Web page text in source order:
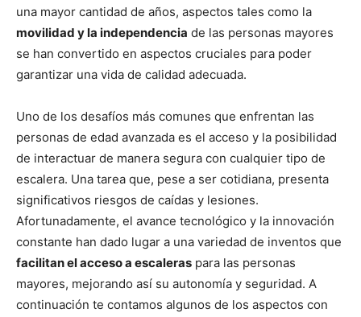
una mayor cantidad de años, aspectos tales como la
movilidad y la independencia de las personas mayores
se han convertido en aspectos cruciales para poder
garantizar una vida de calidad adecuada.
Uno de los desafíos más comunes que enfrentan las
personas de edad avanzada es el acceso y la posibilidad
de interactuar de manera segura con cualquier tipo de
escalera. Una tarea que, pese a ser cotidiana, presenta
significativos riesgos de caídas y lesiones.
Afortunadamente, el avance tecnológico y la innovación
constante han dado lugar a una variedad de inventos que
facilitan el acceso a escaleras para las personas
mayores, mejorando así su autonomía y seguridad. A
continuación te contamos algunos de los aspectos con